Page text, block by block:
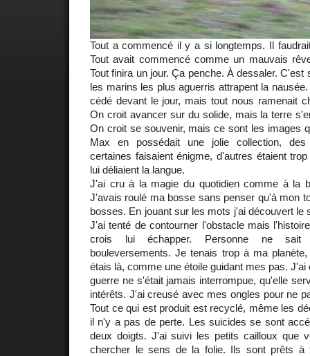
Tout a commencé il y a si longtemps. Il
Tout avait commencé comme un mauvais
Tout finira un jour. Ça penche. À dessaler. C'est
les marins les plus aguerris attrapent la
cédé devant le jour, mais tout nous ramenait
On croit avancer sur du solide, mais la terre
On croit se souvenir, mais ce sont les images
Max en possédait une jolie collection,
certaines faisaient énigme, d'autres étaient
lui déliaient la langue.
J'ai cru à la magie du quotidien comme à la
J'avais roulé ma bosse sans penser qu'à mon
bosses. En jouant sur les mots j'ai découvert le
J'ai tenté de contourner l'obstacle mais
crois lui échapper. Personne ne sait
bouleversements. Je tenais trop à ma
étais là, comme une étoile guidant mes pas.
guerre ne s'était jamais interrompue, qu'elle
intérêts. J'ai creusé avec mes ongles pour ne
Tout ce qui est produit est recyclé, même les
il n'y a pas de perte. Les suicides se sont
deux doigts. J'ai suivi les petits cailloux que
chercher le sens de la folie. Ils sont prêts à